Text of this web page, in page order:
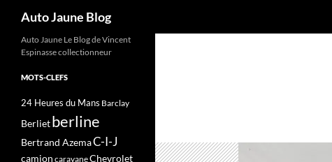
Auto Jaune Blog
Auto Jaune Le Blog de Vincent
Espinasse collectionneur
MOTS-CLEFS
24 Heures du Mans Barclay
Berlietberline
Bertrand AzemaC-I-J
camion caravaneChevrolet